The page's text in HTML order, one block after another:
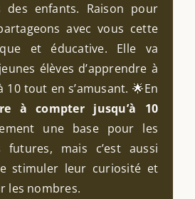
des enfants. Raison pour
avec vous cette
et éducative. Elle va
élèves d’apprendre à
10 tout en s’amusant. 🌟En
à compter jusqu’à 10
une base pour les
futures, mais c’est aussi
stimuler leur curiosité et
les nombres.